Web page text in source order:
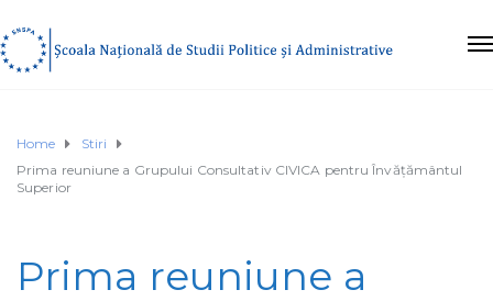
Home
Stiri
Prima reuniune a Grupului Consultativ CIVICA pentru Învățământul
Superior
Prima reuniune a